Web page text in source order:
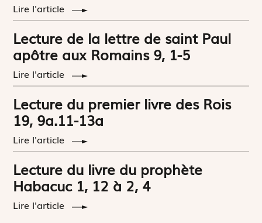
Lire l'article
Lecture de la lettre de saint Paul
apôtre aux Romains 9, 1-5
Lire l'article
Lecture du premier livre des Rois
19, 9a.11-13a
Lire l'article
Lecture du livre du prophète
Habacuc 1, 12 à 2, 4
Lire l'article